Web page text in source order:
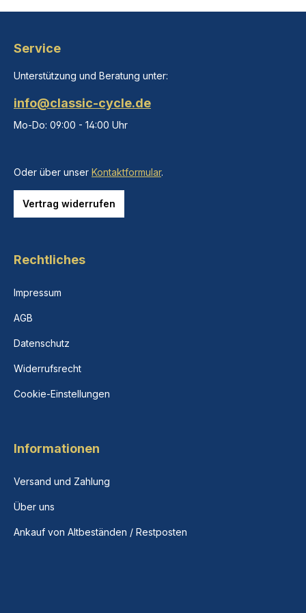
Service
Unterstützung und Beratung unter:
info@classic-cycle.de
Mo-Do: 09:00 - 14:00 Uhr
Oder über unser Kontaktformular.
Vertrag widerrufen
Rechtliches
Impressum
AGB
Datenschutz
Widerrufsrecht
Cookie-Einstellungen
Informationen
Versand und Zahlung
Über uns
Ankauf von Altbeständen / Restposten